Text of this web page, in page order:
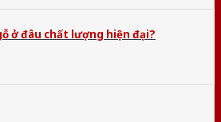
ở đâu chất lượng hiện đại?